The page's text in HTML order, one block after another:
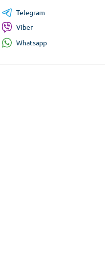
Telegram
Viber
Whatsapp